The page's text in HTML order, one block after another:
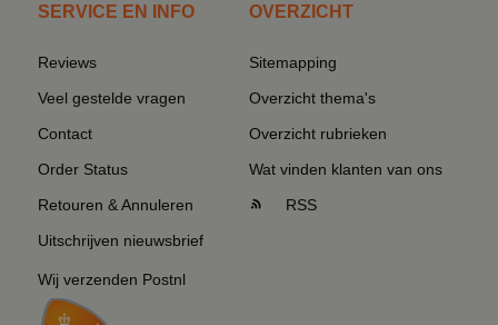
SERVICE EN INFO
Reviews
Veel gestelde vragen
Contact
Order Status
Retouren & Annuleren
Uitschrijven nieuwsbrief
Wij verzenden Postnl
OVERZICHT
Sitemapping
Overzicht thema's
Overzicht rubrieken
Wat vinden klanten van ons
RSS